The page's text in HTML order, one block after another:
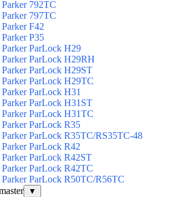
Parker 792TC
Parker 797TC
Parker F42
Parker P35
Parker ParLock H29
Parker ParLock H29RH
Parker ParLock H29ST
Parker ParLock H29TC
Parker ParLock H31
Parker ParLock H31ST
Parker ParLock H31TC
Parker ParLock R35
Parker ParLock R35TC/RS35TC-48
Parker ParLock R42
Parker ParLock R42ST
Parker ParLock R42TC
Parker ParLock R50TC/R56TC
▼